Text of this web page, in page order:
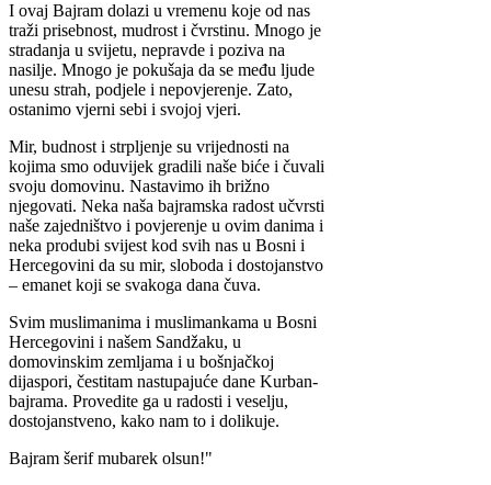
I ovaj Bajram dolazi u vremenu koje od nas
traži prisebnost, mudrost i čvrstinu. Mnogo je
stradanja u svijetu, nepravde i poziva na
nasilje. Mnogo je pokušaja da se među ljude
unesu strah, podjele i nepovjerenje. Zato,
ostanimo vjerni sebi i svojoj vjeri.
Mir, budnost i strpljenje su vrijednosti na
kojima smo oduvijek gradili naše biće i čuvali
svoju domovinu. Nastavimo ih brižno
njegovati. Neka naša bajramska radost učvrsti
naše zajedništvo i povjerenje u ovim danima i
neka produbi svijest kod svih nas u Bosni i
Hercegovini da su mir, sloboda i dostojanstvo
– emanet koji se svakoga dana čuva.
Svim muslimanima i muslimankama u Bosni
Hercegovini i našem Sandžaku, u
domovinskim zemljama i u bošnjačkoj
dijaspori, čestitam nastupajuće dane Kurban-
bajrama. Provedite ga u radosti i veselju,
dostojanstveno, kako nam to i dolikuje.
Bajram šerif mubarek olsun!"